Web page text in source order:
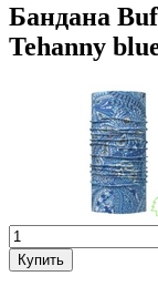
Бандана
Tehanny